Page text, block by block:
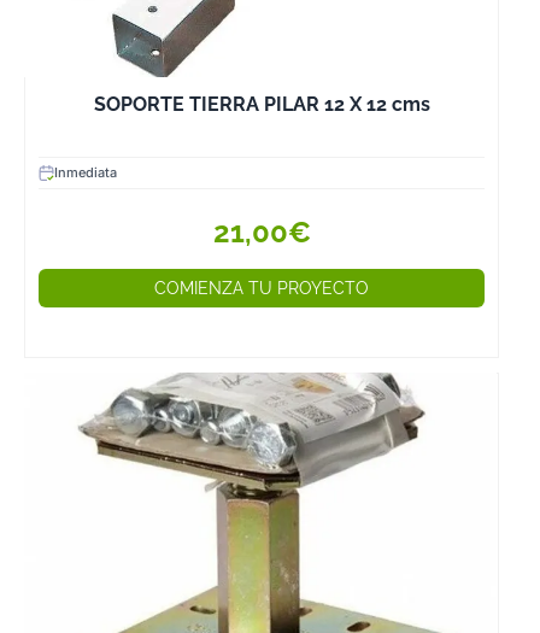
SOPORTE TIERRA PILAR 12 X 12 cms
Inmediata
21,00€
COMIENZA TU PROYECTO